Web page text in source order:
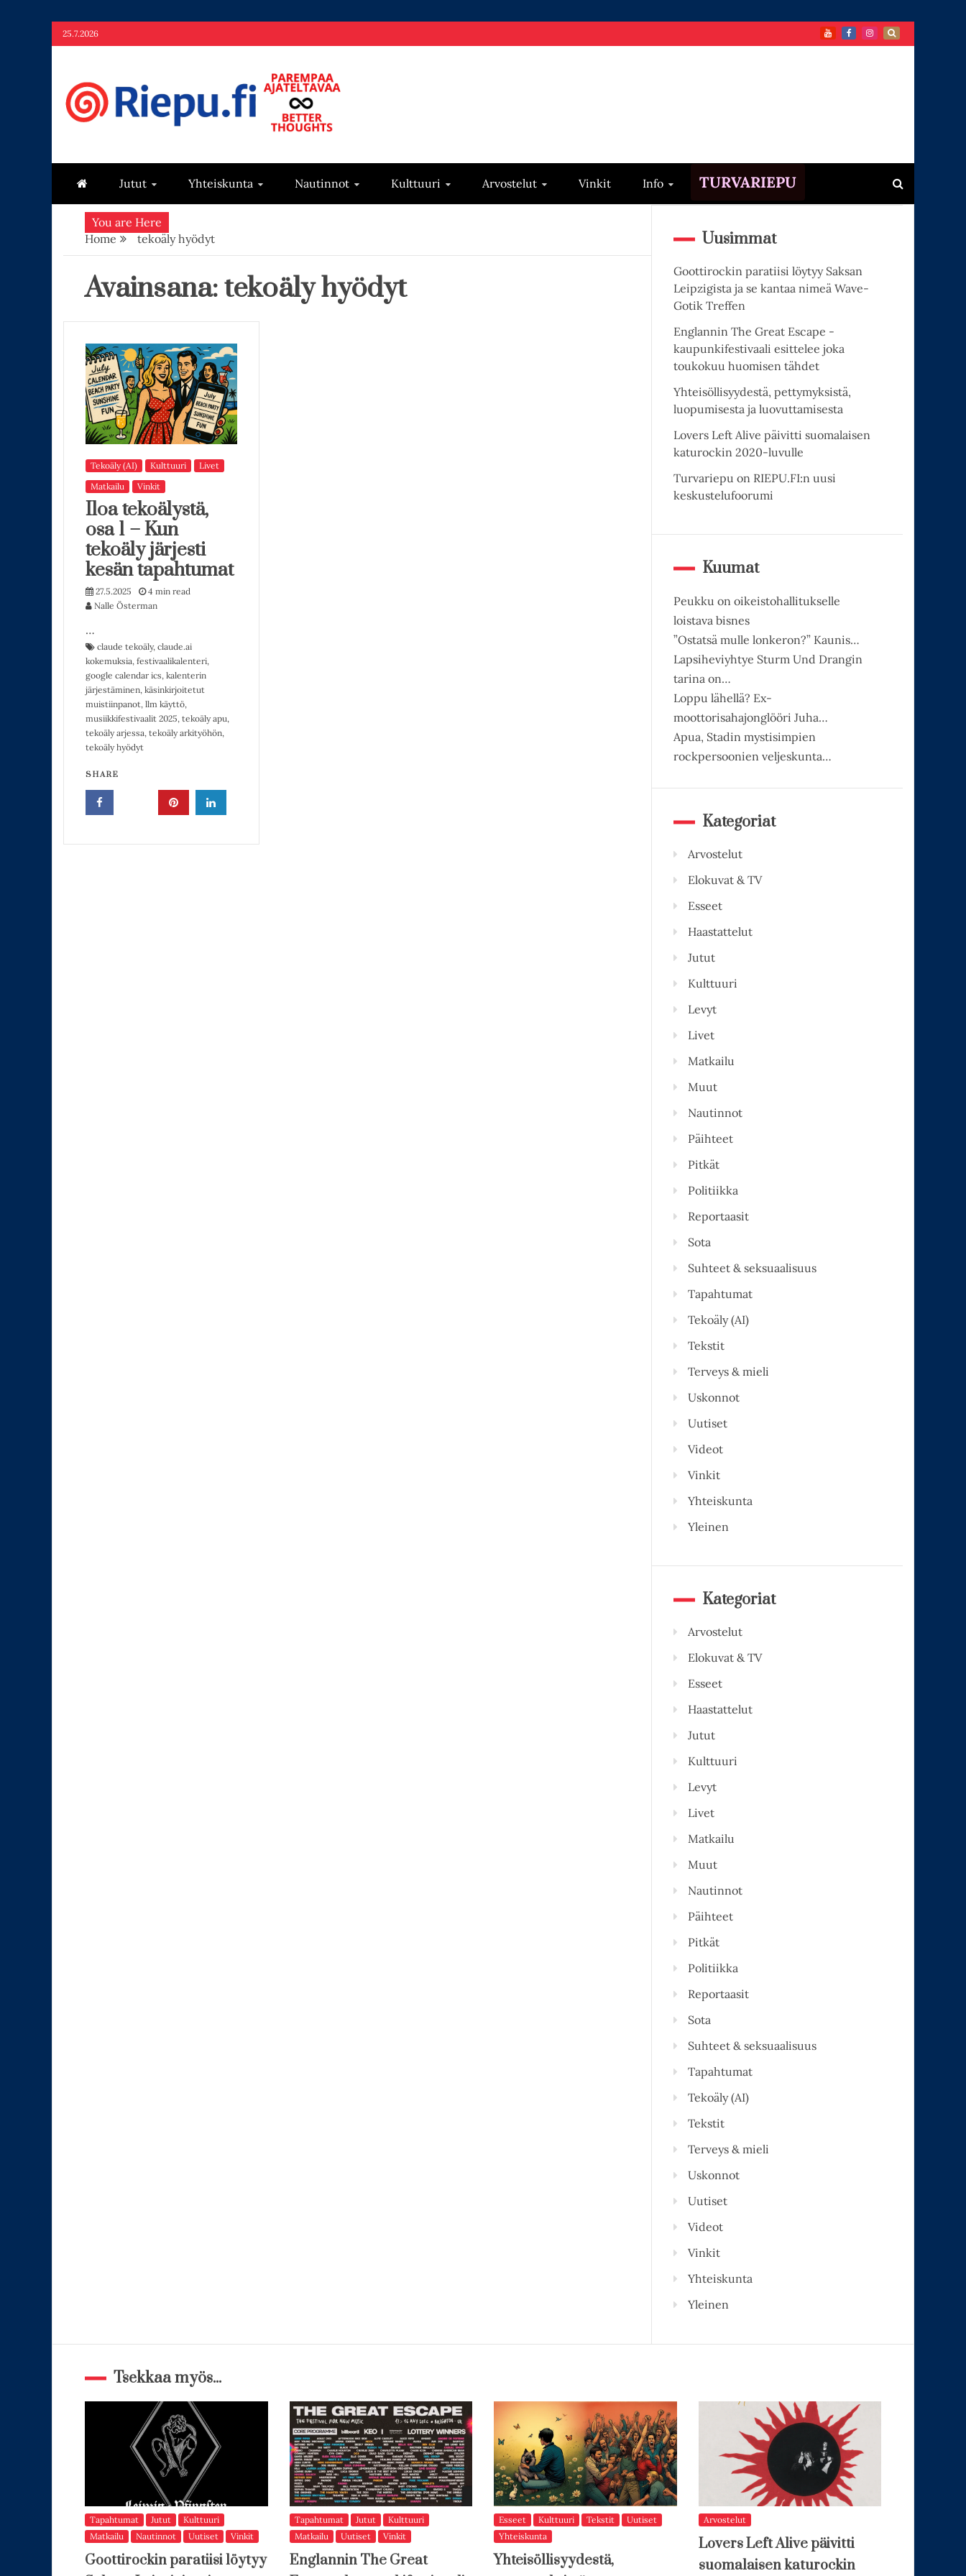
Skip
to
25.7.2026
Riepu.fi
Jutut Yhteiskunta Nautinnot Kulttuuri Arvostelut Vinkit Info TURVARIEPU
You are Here
Home
tekoäly hyödyt
Avainsana:tekoäly hyödyt
Tekoäly (AI) Kulttuuri
Livet
Matkailu
Vinkit
Iloa tekoälystä,
osa 1 – Kun
tekoäly järjesti
kesän tapahtumat
27.5.2025
4 min read
Nalle Österman
…
claude tekoäly, claude.ai
kokemuksia, festivaalikalenteri,
google calendar ics, kalenterin
järjestäminen, käsinkirjoitetut
muistiinpanot, llm käyttö,
musiikkifestivaalit 2025, tekoäly apu,
tekoäly arjessa, tekoäly arkityöhön,
tekoäly hyödyt
SHARE
Uusimmat
Goottirockin paratiisi löytyy Saksan
Leipzigista ja se kantaa nimeä Wave-
Gotik Treffen
Englannin The Great Escape -
kaupunkifestivaali esittelee joka
toukokuu huomisen tähdet
Yhteisöllisyydestä, pettymyksistä,
luopumisesta ja luovuttamisesta
Lovers Left Alive päivitti suomalaisen
katurockin 2020-luvulle
Turvariepu on RIEPU.FI:n uusi
keskustelufoorumi
Kuumat
Peukku on oikeistohallitukselle
loistava bisnes
”Ostatsä mulle lonkeron?” Kaunis…
Lapsiheviyhtye Sturm Und Drangin
tarina on…
Loppu lähellä? Ex-
moottorisahajonglööri Juha…
Apua, Stadin mystisimpien
rockpersoonien veljeskunta…
Kategoriat
Arvostelut
Elokuvat & TV
Esseet
Haastattelut
Jutut
Kulttuuri
Levyt
Livet
Matkailu
Muut
Nautinnot
Päihteet
Pitkät
Politiikka
Reportaasit
Sota
Suhteet & seksuaalisuus
Tapahtumat
Tekoäly (AI)
Tekstit
Terveys & mieli
Uskonnot
Uutiset
Videot
Vinkit
Yhteiskunta
Yleinen
Kategoriat
Arvostelut
Elokuvat & TV
Esseet
Haastattelut
Jutut
Kulttuuri
Levyt
Livet
Matkailu
Muut
Nautinnot
Päihteet
Pitkät
Politiikka
Reportaasit
Sota
Suhteet & seksuaalisuus
Tapahtumat
Tekoäly (AI)
Tekstit
Terveys & mieli
Uskonnot
Uutiset
Videot
Vinkit
Yhteiskunta
Yleinen
Tsekkaa myös...
Tapahtumat Jutut
Kulttuuri
Matkailu
Nautinnot Uutiset Vinkit
Goottirockin paratiisi löytyy
Tapahtumat Jutut
Kulttuuri
Matkailu
Uutiset Vinkit
Englannin The Great
Esseet Kulttuuri Tekstit
Uutiset
Yhteiskunta
Yhteisöllisyydestä,
Arvostelut
Lovers Left Alive päivitti
suomalaisen katurockin